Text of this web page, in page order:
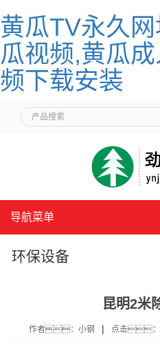
黄瓜TV永久
瓜视频,黄瓜
频下载安装
导航菜单
环保设备
昆明2米
作者：小钢 | 点击：